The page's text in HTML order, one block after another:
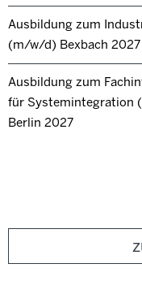
Ausbildung zum
(m/w/d) Bexbach 2027
Ausbildung zum
für Systemintegration
Berlin 2027